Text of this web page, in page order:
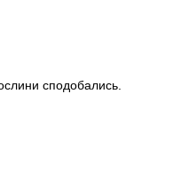
сподобались.